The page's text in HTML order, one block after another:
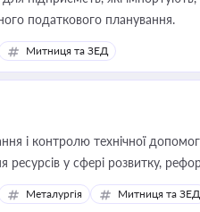
податкового планування.
Митниця та ЗЕД
і контролю технічної
ресурсів у сфері розвитку,
Металургія Митниця та ЗЕД